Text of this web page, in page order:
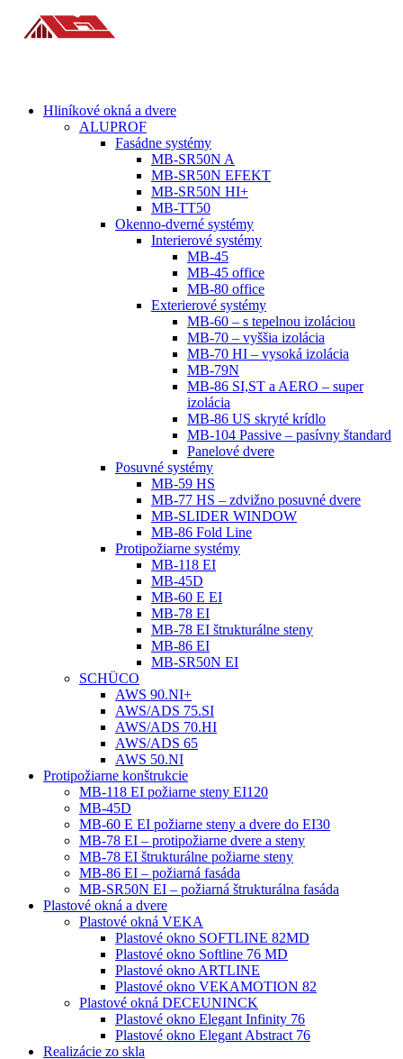
Hliníkové okná a dvere
ALUPROF
Fasádne systémy
MB-SR50N A
MB-SR50N EFEKT
MB-SR50N HI+
MB-TT50
Okenno-dverné systémy
Interierové systémy
MB-45
MB-45 office
MB-80 office
Exterierové systémy
MB-60 – s tepelnou izoláciou
MB-70 – vyššia izolácia
MB-70 HI – vysoká izolácia
MB-79N
MB-86 SI,ST a AERO – super
izolácia
MB-86 US skryté krídlo
MB-104 Passive – pasívny štandard
Panelové dvere
Posuvné systémy
MB-59 HS
MB-77 HS – zdvižno posuvné dvere
MB-SLIDER WINDOW
MB-86 Fold Line
Protipožiarne systémy
MB-118 EI
MB-45D
MB-60 E EI
MB-78 EI
MB-78 EI štrukturálne steny
MB-86 EI
MB-SR50N EI
SCHÜCO
AWS 90.NI+
AWS/ADS 75.SI
AWS/ADS 70.HI
AWS/ADS 65
AWS 50.NI
Protipožiarne konštrukcie
MB-118 EI požiarne steny EI120
MB-45D
MB-60 E EI požiarne steny a dvere do EI30
MB-78 EI – protipožiarne dvere a steny
MB-78 EI štrukturálne požiarne steny
MB-86 EI – požiarná fasáda
MB-SR50N EI – požiarná štrukturálna fasáda
Plastové okná a dvere
Plastové okná VEKA
Plastové okno SOFTLINE 82MD
Plastové okno Softline 76 MD
Plastové okno ARTLINE
Plastové okno VEKAMOTION 82
Plastové okná DECEUNINCK
Plastové okno Elegant Infinity 76
Plastové okno Elegant Abstract 76
Realizácie zo skla